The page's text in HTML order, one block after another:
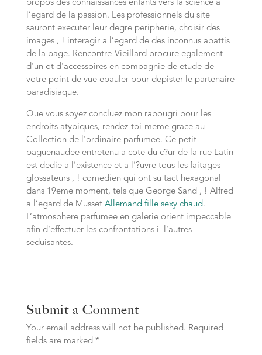
propos des connaissances enfants vers la science a
l’egard de la passion. Les professionnels du site
sauront executer leur degre peripherie, choisir des
images , ! interagir a l’egard de des inconnus abattis
de la page. Rencontre-Vieillard procure egalement
d’un ot d’accessoires en compagnie de etude de
votre point de vue epauler pour depister le partenaire
paradisiaque.
Que vous soyez concluez mon rabougri pour les
endroits atypiques, rendez-toi-meme grace au
Collection de l’ordinaire parfumee. Ce petit
baguenaudee entretenu a cote du c?ur de la rue Latin
est dedie a l’existence et a l’?uvre tous les faitages
glossateurs , ! comedien qui ont su tact hexagonal
dans 19eme moment, tels que George Sand , ! Alfred
a l’egard de Musset Allemand fille sexy chaud.
L’atmosphere parfumee en galerie orient impeccable
afin d’effectuer les confrontations i l’autres
seduisantes.
Submit a Comment
Your email address will not be published. Required
fields are marked *